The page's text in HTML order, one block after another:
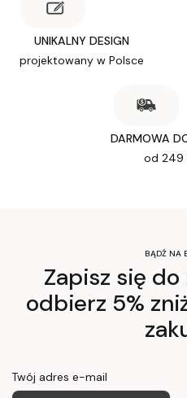
UNIKALNY DESIGN
projektowany w Polsce
DARMOWA
od 249
BĄDŹ NA
Zapisz się
odbierz 5%
Twój adres e-mail